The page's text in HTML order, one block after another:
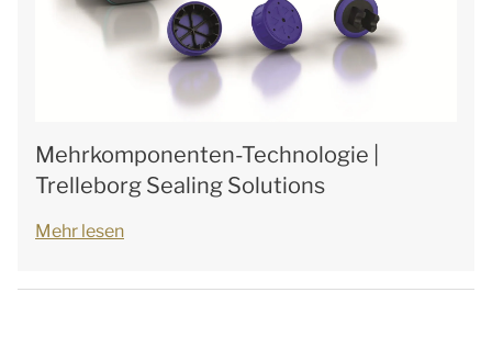
Mehrkomponenten-Technologie |
Trelleborg Sealing Solutions
Mehr lesen